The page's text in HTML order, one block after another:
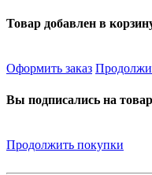
Товар добавлен в
Оформить заказ
Вы подписались на товар
Продолжить покупки